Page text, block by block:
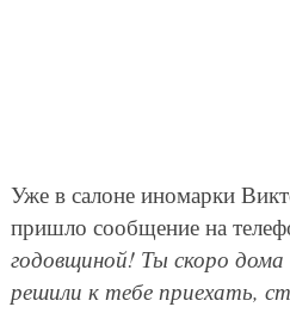
Уже в салоне иномарки
пришло сообщение на
годовщиной! Ты скоро
решили к тебе приехать,